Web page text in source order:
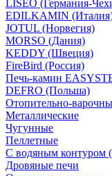
LISEO (Германия-
EDILKAMIN
JOTUL (Норвегия)
MORSO (Дания)
KEDDY (Швеция)
FireBird (Россия)
Печь-камин
DEFRO (Польша)
Отопительно-
Металлические
Чугунные
Пеллетные
С водяным контуром
Дровяные печи